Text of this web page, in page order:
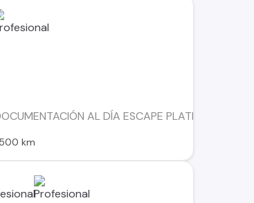
AL DÍA ESCAPE PLATINUM 2.0
km